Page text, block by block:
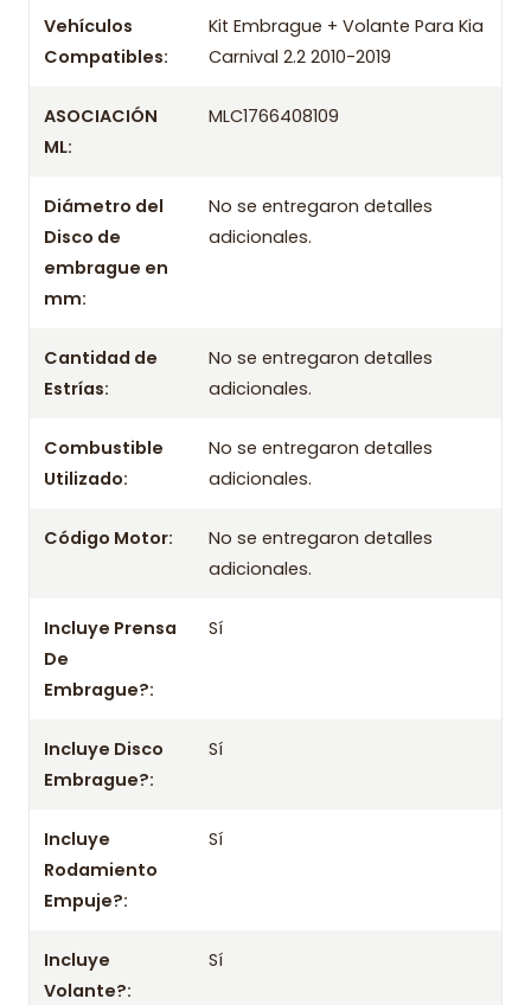
OEM / Códigos equivalentes
Información técnica
Información de compra
Entrega el mismo día en comunas aplicables de Santiago si
compras antes de las 10:30 de lunes a viernes. Realizamos
Incluye
- Disco
- Rodamiento / Collarín
- Volante de motor
1200103-7
Información importante
- No olvides consultar la aplicación con tu chasis o datos del
Vehículos
Compatibles:
Kit Embrague + Volante Para Kia
Carnival 2.2 2010-2019
ASOCIACIÓN
ML:
MLC1766408109
Diámetro del
Disco de
embrague en
mm:
No se entregaron detalles
adicionales.
Cantidad de
Estrías:
No se entregaron detalles
adicionales.
Combustible
Utilizado:
No se entregaron detalles
adicionales.
Código Motor:
No se entregaron detalles
adicionales.
Incluye Prensa
De
Embrague?:
Sí
Incluye Disco
Embrague?:
Sí
Incluye
Rodamiento
Empuje?:
Sí
Incluye
Volante?:
Sí